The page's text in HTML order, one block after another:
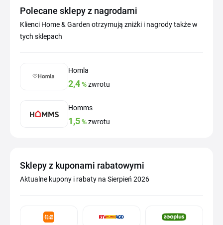
Polecane sklepy z nagrodami
Klienci Home & Garden otrzymują zniżki i nagrody także w
tych sklepach
Homla
2,4%zwrotu
Homms
1,5%zwrotu
Sklepy z kuponami rabatowymi
Aktualne kupony i rabaty na Sierpień 2026